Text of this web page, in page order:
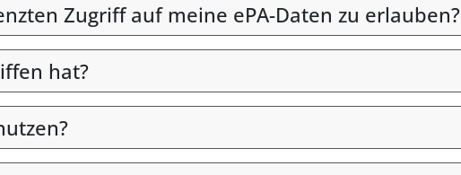
Zugriff auf meine ePA-Daten zu erlauben?
hat?